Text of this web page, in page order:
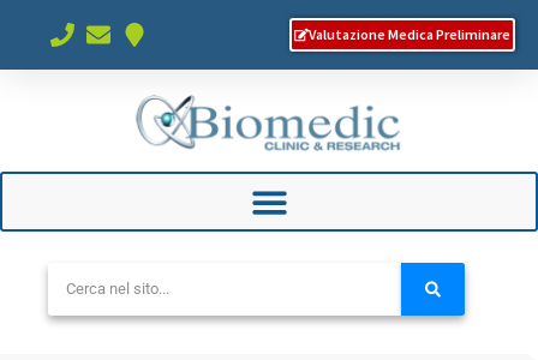
Valutazione Medica Preliminare